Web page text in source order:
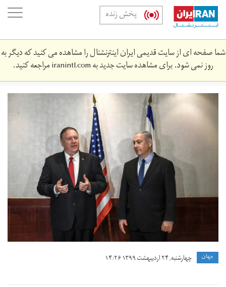
Skip
main
content
پخش زنده
شما صفحه ای از سایت قدیمی ایران اینترنشنال را مشاهده می کنید که دیگر به
روز نمی شود. برای مشاهده سایت جدید بهiranintl.comمراجعه کنید.
screen_shot_2019-
12-
04_at_7.‎04.‎26_pm.png
جهان چهارشنبه, ۲۴ اردیبهشت ۱۳۹۹ ۱۴:۲۶